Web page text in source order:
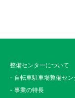
整備センターについて
- 自転車駐車場整備セン
- 事業の特長